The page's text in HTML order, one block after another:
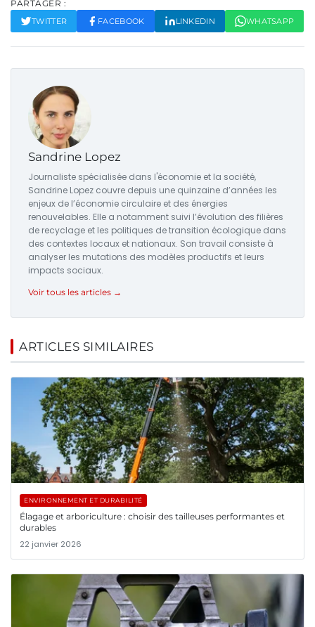
PARTAGER :
TWITTER FACEBOOK LINKEDIN WHATSAPP
Sandrine Lopez
Journaliste spécialisée dans l'économie et la société,
Sandrine Lopez couvre depuis une quinzaine d’années les
enjeux de l’économie circulaire et des énergies
renouvelables. Elle a notamment suivi l’évolution des filières
de recyclage et les politiques de transition écologique dans
des contextes locaux et nationaux. Son travail consiste à
analyser les mutations des modèles productifs et leurs
impacts sociaux.
Voir tous les articles →
ARTICLES SIMILAIRES
ENVIRONNEMENT ET DURABILITÉ
Élagage et arboriculture : choisir des tailleuses performantes et
durables
22 janvier 2026